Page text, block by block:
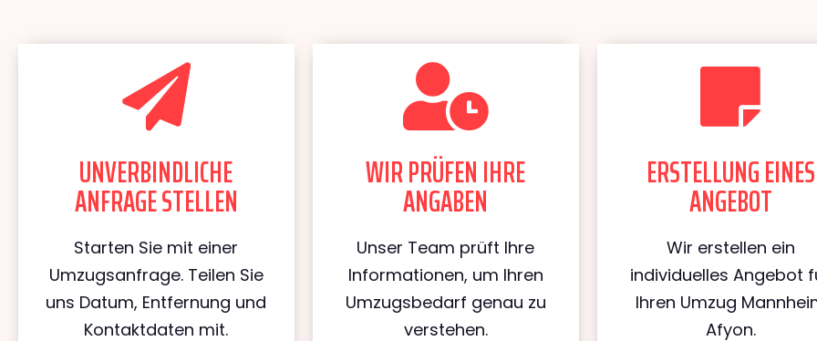
UNVERBINDLICHE
ANFRAGE STELLEN
Starten Sie mit einer
Umzugsanfrage. Teilen Sie
uns Datum, Entfernung und
Kontaktdaten mit.
WIR PRÜFEN IHRE
ANGABEN
Unser Team prüft Ihre
Informationen, um Ihren
Umzugsbedarf genau zu
verstehen.
ERSTELLUNG EINES
ANGEBOT
Wir erstellen ein
individuelles Angebot
Ihren Umzug
Afyon.